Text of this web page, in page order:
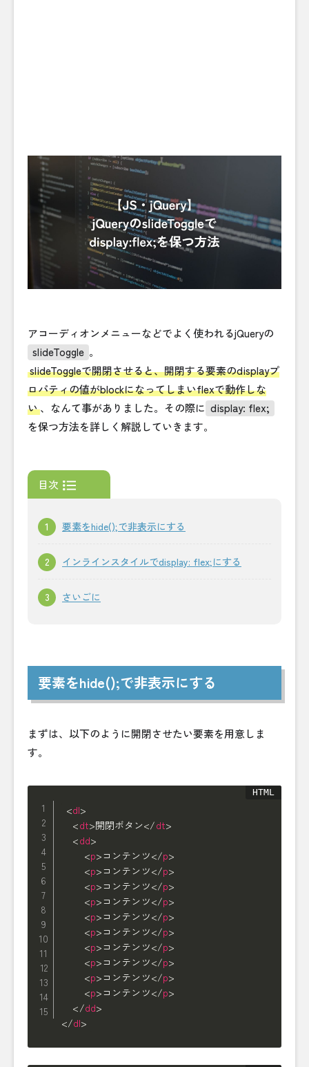
アコーディオンメニューなどでよく使われるjQueryの
slideToggle 。
slideToggleで開閉させると、開閉する要素のdisplayプ
ロパティの値がblockになってしまいflexで動作しな
い、なんて事がありました。その際に display: flex;
を保つ方法を詳しく解説していきます。
目次
要素をhide();で非表示にする
インラインスタイルでdisplay: flex;にする
さいごに
要素をhide();で非表示にする
まずは、以下のように開閉させたい要素を用意しま
す。
<dl>
<dt>開閉ボタン</dt>
<dd>
<p>コンテンツ</p>
<p>コンテンツ</p>
<p>コンテンツ</p>
<p>コンテンツ</p>
<p>コンテンツ</p>
<p>コンテンツ</p>
<p>コンテンツ</p>
<p>コンテンツ</p>
<p>コンテンツ</p>
<p>コンテンツ</p>
</dd>
</dl>